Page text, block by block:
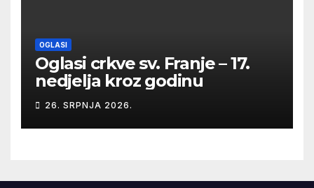
OGLASI
Oglasi crkve sv. Franje – 17.
nedjelja kroz godinu
26. SRPNJA 2026.